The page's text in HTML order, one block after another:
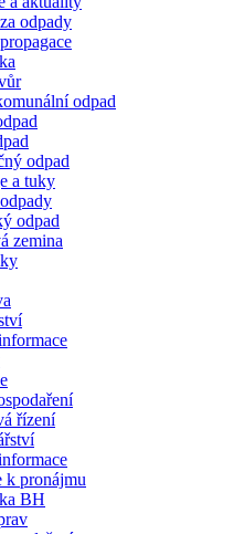
odpady
odpad
odpad
a tuky
odpad
zemina
řízení
k pronájmu
BH